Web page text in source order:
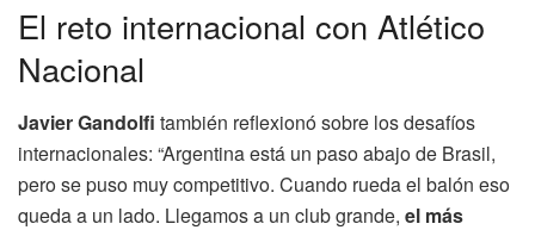
El reto internacional con Atlético
Nacional
Javier Gandolfi también reflexionó sobre los desafíos
internacionales: “Argentina está un paso abajo de Brasil,
pero se puso muy competitivo. Cuando rueda el balón eso
queda a un lado. Llegamos a un club grande, el más